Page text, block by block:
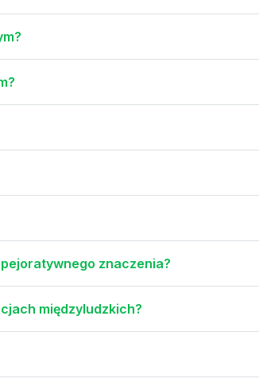
znaczenia?
międzyludzkich?